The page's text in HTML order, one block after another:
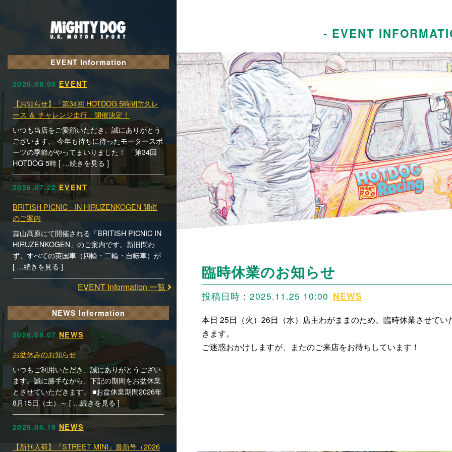
EVENT Information
2026.08.04 EVENT
【お知らせ】「第34回 HOTDOG 5時間耐久レ
ース ＆ チャレンジ走行」開催決定！
いつも当店をご愛顧いただき、誠にありがとう
ございます。 今年も待ちに待ったモータースポ
ーツの季節がやってまいりました！ 「第34回
HOTDOG 5時 [ …続きを見る ]
2026.07.22 EVENT
BRITISH PICNIC IN HIRUZENKOGEN 開催
のご案内
蒜山高原にて開催される「BRITISH PICNIC IN
HIRUZENKOGEN」のご案内です。新旧問わ
ず、すべての英国車（四輪・二輪・自転車）が
[ …続きを見る ]
EVENT Information 一覧
NEWS Information
2026.08.07 NEWS
お盆休みのお知らせ
いつもご利用いただき、誠にありがとうござい
ます。誠に勝手ながら、下記の期間をお盆休業
とさせていただきます。 ■お盆休業期間2026年
8月15日（土）～ [ …続きを見る ]
2026.06.19 NEWS
【新刊入荷】『STREET MINI』最新号（2026
- EVENT
臨時休業のお知らせ
投稿日時：2025.11.25 10:00 NEWS
本日 25日（火）26日（水）店主わがままのため、臨時休業させてい
きます。
ご迷惑おかけしますが、またのご来店をお待ちしています！